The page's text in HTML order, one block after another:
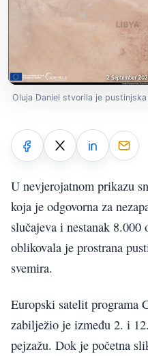
Oluja Daniel stvorila je
U nevjerojatnom prikazu
koja je odgovorna za
slučajeva i nestanak
oblikovala je prostrana
svemira.
Europski satelit programa
zabilježio je između 2. i
pejzažu. Dok je početna